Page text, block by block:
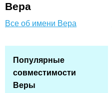
Вера
Все об имени Вера
Популярные
совместимости
Веры